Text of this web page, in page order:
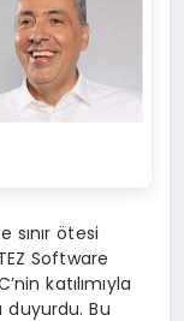
ötesi
Software
katılımıyla
duyurdu. Bu